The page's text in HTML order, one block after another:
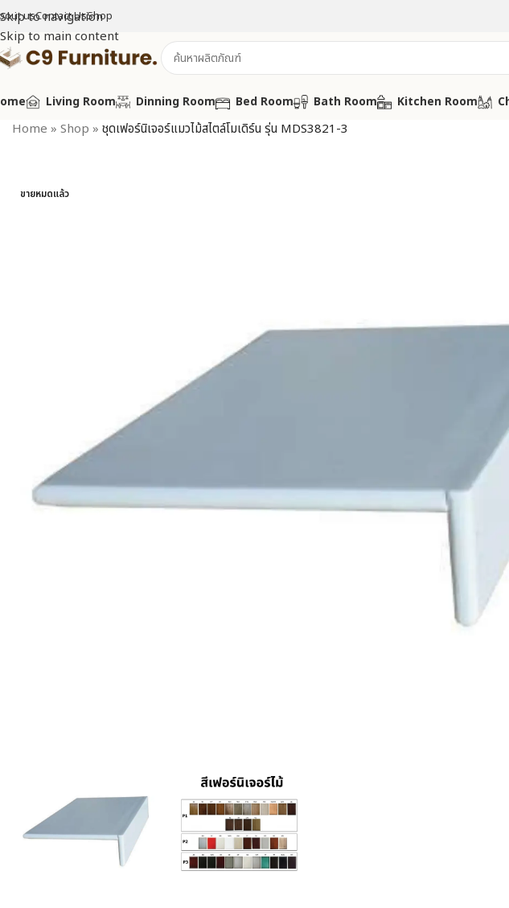
Skip to navigation
Skip to main content
usContact UsShop
Living Room Dinning Room Bed Room Bath Room Kitchen Room
Home » Shop » ชุดเฟอร์นิเจอร์แมวไม้สไตล์โมเดิร์น รุ่น MDS3821-3
ขายหมดแล้ว